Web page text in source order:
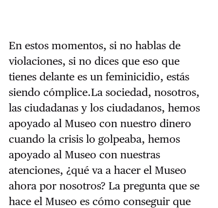
En estos momentos, si no hablas de
violaciones, si no dices que eso que
tienes delante es un feminicidio, estás
siendo cómplice.La sociedad, nosotros,
las ciudadanas y los ciudadanos, hemos
apoyado al Museo con nuestro dinero
cuando la crisis lo golpeaba, hemos
apoyado al Museo con nuestras
atenciones, ¿qué va a hacer el Museo
ahora por nosotros? La pregunta que se
hace el Museo es cómo conseguir que